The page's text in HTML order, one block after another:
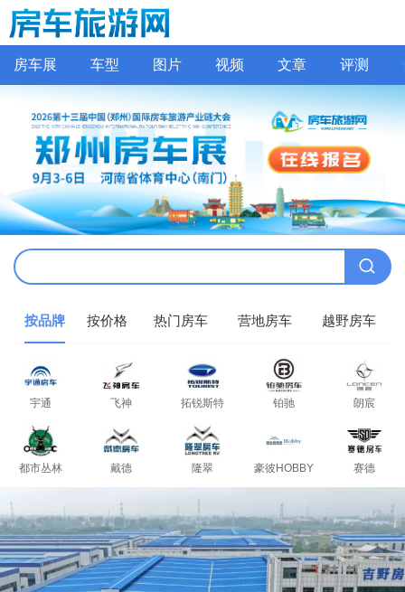
房车展 车型 图片 视频 文章 评测
按品牌 按价格 热门房车 营地房车 越野房车
宇通 飞神 拓锐斯特 铂驰 朗宸
都市丛林 戴德 隆翠 豪彼HOBBY 赛德